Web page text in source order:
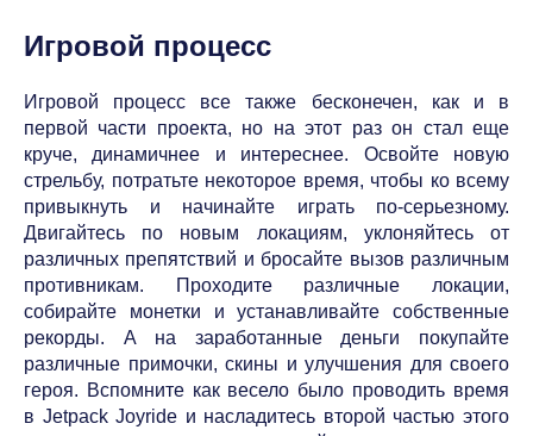
Игровой процесс
Игровой процесс все также бесконечен, как и в
первой части проекта, но на этот раз он стал еще
круче, динамичнее и интереснее. Освойте новую
стрельбу, потратьте некоторое время, чтобы ко всему
привыкнуть и начинайте играть по-серьезному.
Двигайтесь по новым локациям, уклоняйтесь от
различных препятствий и бросайте вызов различным
противникам. Проходите различные локации,
собирайте монетки и устанавливайте собственные
рекорды. А на заработанные деньги покупайте
различные примочки, скины и улучшения для своего
героя. Вспомните как весело было проводить время
в Jetpack Joyride и насладитесь второй частью этого